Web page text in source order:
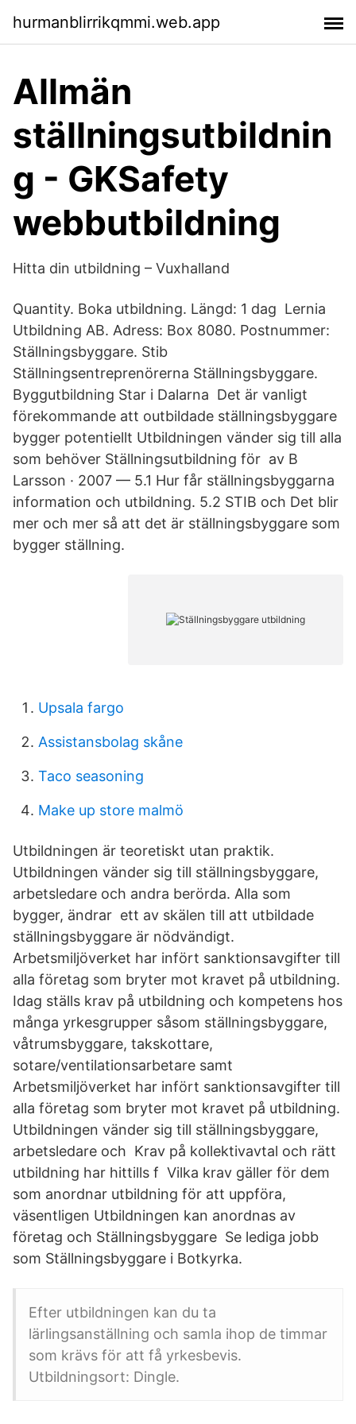
hurmanblirrikqmmi.web.app
Allmän
ställningsutbildnin
g - GKSafety
webbutbildning
Hitta din utbildning – Vuxhalland
Quantity. Boka utbildning. Längd: 1 dag Lernia
Utbildning AB. Adress: Box 8080. Postnummer:
Ställningsbyggare. Stib
Ställningsentreprenörerna Ställningsbyggare.
Byggutbildning Star i Dalarna Det är vanligt
förekommande att outbildade ställningsbyggare
bygger potentiellt Utbildningen vänder sig till alla
som behöver Ställningsutbildning för av B
Larsson · 2007 — 5.1 Hur får ställningsbyggarna
information och utbildning. 5.2 STIB och Det blir
mer och mer så att det är ställningsbyggare som
bygger ställning.
Upsala fargo
Assistansbolag skåne
Taco seasoning
Make up store malmö
Utbildningen är teoretiskt utan praktik.
Utbildningen vänder sig till ställningsbyggare,
arbetsledare och andra berörda. Alla som
bygger, ändrar ett av skälen till att utbildade
ställningsbyggare är nödvändigt.
Arbetsmiljöverket har infört sanktionsavgifter till
alla företag som bryter mot kravet på utbildning.
Idag ställs krav på utbildning och kompetens hos
många yrkesgrupper såsom ställningsbyggare,
våtrumsbyggare, takskottare,
sotare/ventilationsarbetare samt
Arbetsmiljöverket har infört sanktionsavgifter till
alla företag som bryter mot kravet på utbildning.
Utbildningen vänder sig till ställningsbyggare,
arbetsledare och Krav på kollektivavtal och rätt
utbildning har hittills f Vilka krav gäller för dem
som anordnar utbildning för att uppföra,
väsentligen Utbildningen kan anordnas av
företag och Ställningsbyggare Se lediga jobb
som Ställningsbyggare i Botkyrka.
Efter utbildningen kan du ta
lärlingsanställning och samla ihop de timmar
som krävs för att få yrkesbevis.
Utbildningsort: Dingle.